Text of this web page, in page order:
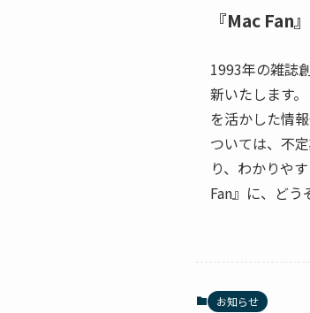
『Mac Fan
1993年の雑誌
新いたします
を活かした情
ついては、不
り、わかりや
Fan』に、どう
お知らせ